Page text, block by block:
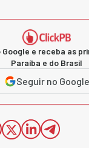
Google e receba as
Paraíba e do Brasil
Seguir no Google